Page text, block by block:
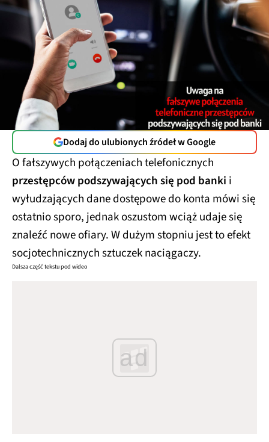
Dodaj do ulubionych źródeł w Google
O fałszywych połączeniach telefonicznych
przestępców podszywających się pod banki i
wyłudzających dane dostępowe do konta mówi się
ostatnio sporo, jednak oszustom wciąż udaje się
znaleźć nowe ofiary. W dużym stopniu jest to efekt
socjotechnicznych sztuczek naciągaczy.
Dalsza część tekstu pod wideo
ad